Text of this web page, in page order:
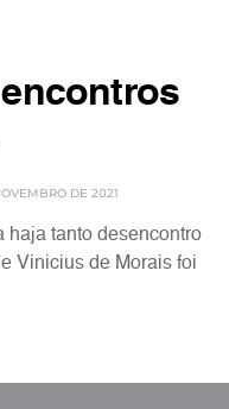
encontros
DE 2021
haja tanto desencontro
Vinicius de Morais foi